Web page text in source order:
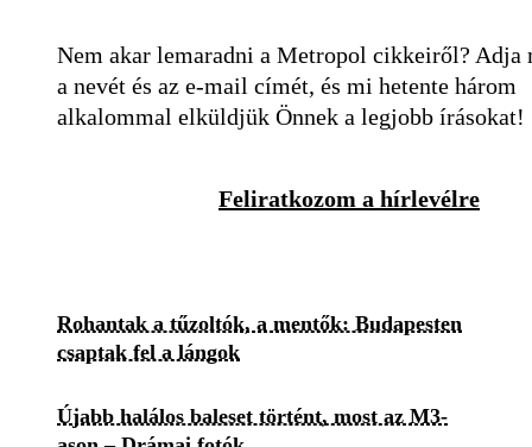
Nem akar lemaradni a Metropol cikkeiről? Adja
a nevét és az e-mail címét, és mi hetente három
alkalommal elküldjük Önnek a legjobb írásokat!
Feliratkozom a hírlevélre
Rohantak a tűzoltók, a mentők: Budapesten
csaptak fel a lángok
Újabb halálos baleset történt, most az M3-